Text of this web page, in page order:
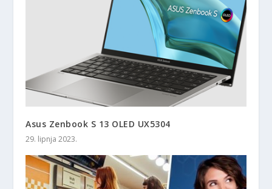
Asus Zenbook S 13 OLED UX5304
29. lipnja 2023.